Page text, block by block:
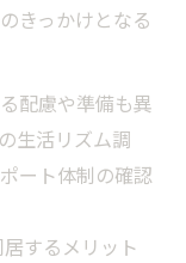
きっかけとなる
配慮や準備も異
生活リズム調
ート体制の確認
するメリット